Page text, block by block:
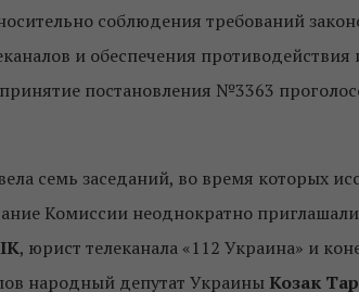
соблюдения требований
и обеспечения
постановления №3363
семь заседаний, во время которых
Комиссии неоднократно
, юрист телеканала «112 Украина» и
народный депутат Украины Козак